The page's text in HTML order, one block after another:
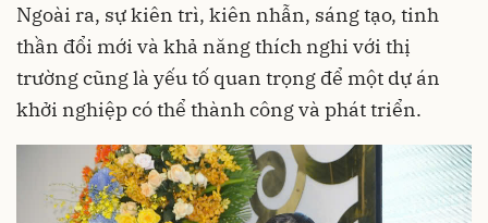
Ngoài ra, sự kiên trì, kiên nhẫn, sáng tạo, tinh
thần đổi mới và khả năng thích nghi với thị
trường cũng là yếu tố quan trọng để một dự án
khởi nghiệp có thể thành công và phát triển.